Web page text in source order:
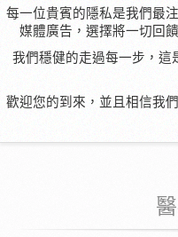
每一位貴賓的隱私是我們最
媒體廣告，選擇將一切回
我們穩健的走過每一步，這
歡迎您的到來，並且相信我